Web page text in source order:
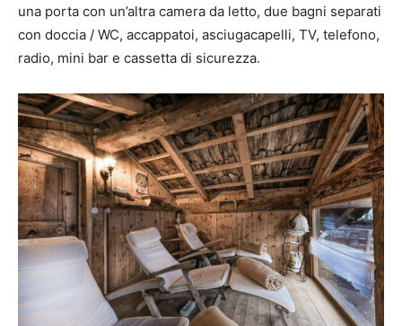
una porta con un’altra camera da letto, due bagni separati
con doccia / WC, accappatoi, asciugacapelli, TV, telefono,
radio, mini bar e cassetta di sicurezza.